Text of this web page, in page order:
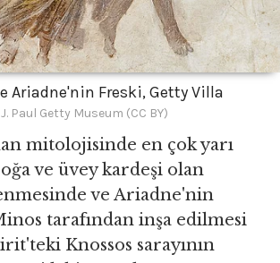
Ariadne'nin Freski, Getty Villa
Paul Getty Museum (CC BY)
mitolojisinde en çok yarı
ve üvey kardeşi olan
ve Ariadne'nin
tarafından inşa edilmesi
Knossos sarayının